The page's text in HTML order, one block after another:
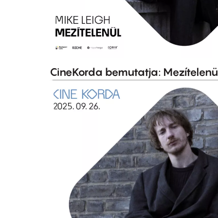
CineKorda bemutatja: